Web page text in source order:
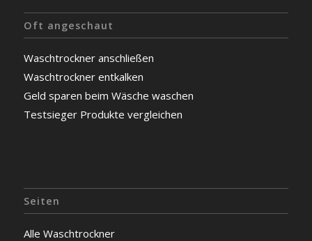
Oft angeschaut
Waschtrockner anschließen
Waschtrockner entkalken
Geld sparen beim Wäsche waschen
Testsieger Produkte vergleichen
Seiten
Alle Waschtrockner